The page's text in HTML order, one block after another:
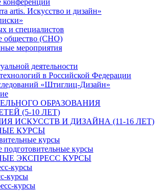
конференции
artis. Искусство и дизайн»
и специалистов
общество (СНО)
мероприятия
деятельности
в Российской Федерации
«Штиглиц-Дизайн»
ОБРАЗОВАНИЯ
(5-10 ЛЕТ)
ИСКУССТВ И ДИЗАЙНА (11-16 ЛЕТ)
КУРСЫ
курсы
курсы
ЭКСПРЕСС КУРСЫ
курсы
курсы
курсы